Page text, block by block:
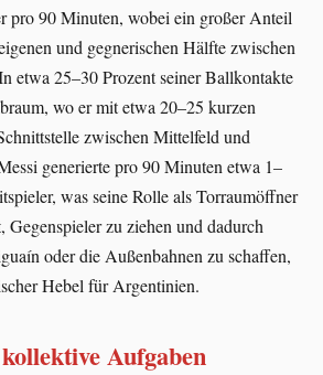
pro 90 Minuten, wobei ein großer Anteil
und gegnerischen Hälfte zwischen
etwa 25–30 Prozent seiner Ballkontakte
wo er mit etwa 20–25 kurzen
zwischen Mittelfeld und
generierte pro 90 Minuten etwa 1–
was seine Rolle als Torraumöffner
Gegenspieler zu ziehen und dadurch
oder die Außenbahnen zu schaffen,
Hebel für Argentinien.
Aufgaben